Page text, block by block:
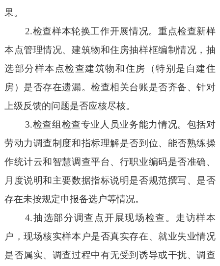
果。
2.检查样本轮换工作开展情况。重点检查新样
本点管理情况、建筑物和住房抽样框编制情况，抽
选部分样本点检查建筑物和住房（特别是自建住
房）是否存在遗漏。检查相关台账是否齐备、针对
上级反馈的问题是否应核尽核。
3.检查组检查专业人员业务能力情况。包括对
劳动力调查制度和指标理解是否到位、能否熟练操
作统计云和智慧调查平台、行职业编码是否准确、
月度说明和主要数据指标说明是否规范撰写、是否
存在未按规定申报备选户等情况。
4.抽选部分调查点开展现场检查。走访样本
户，现场核实样本户是否真实存在、就业失业情况
是否属实、调查过程中有无受到诱导或干扰、调查